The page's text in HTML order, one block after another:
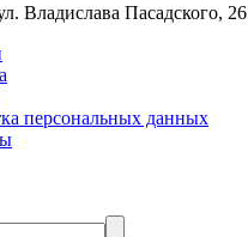
Владислава Пасадского, 26
персональных данных